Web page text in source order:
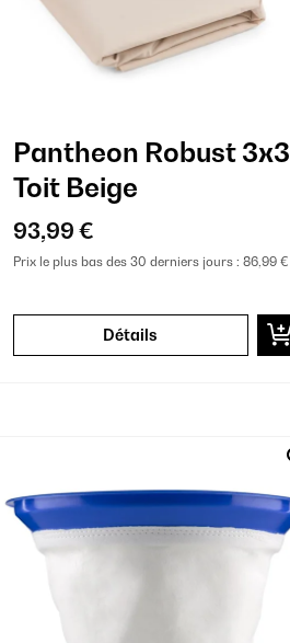
Pantheon Robust 3x3
Toit Beige
93,99 €
Prix le plus bas des 30 derniers jours : 86,99 €
Détails